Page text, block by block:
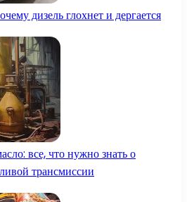
дизель глохнет и дергается
все, что нужно знать о
трансмиссии